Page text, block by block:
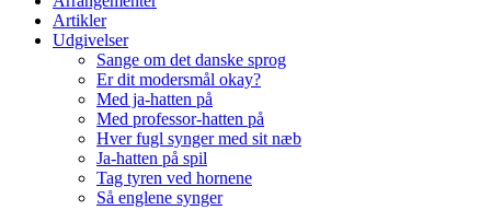
Artikler
Udgivelser
Sange om det danske sprog
Er dit modersmål okay?
Med ja-hatten på
Med professor-hatten på
Hver fugl synger med sit næb
Ja-hatten på spil
Tag tyren ved hornene
Så englene synger